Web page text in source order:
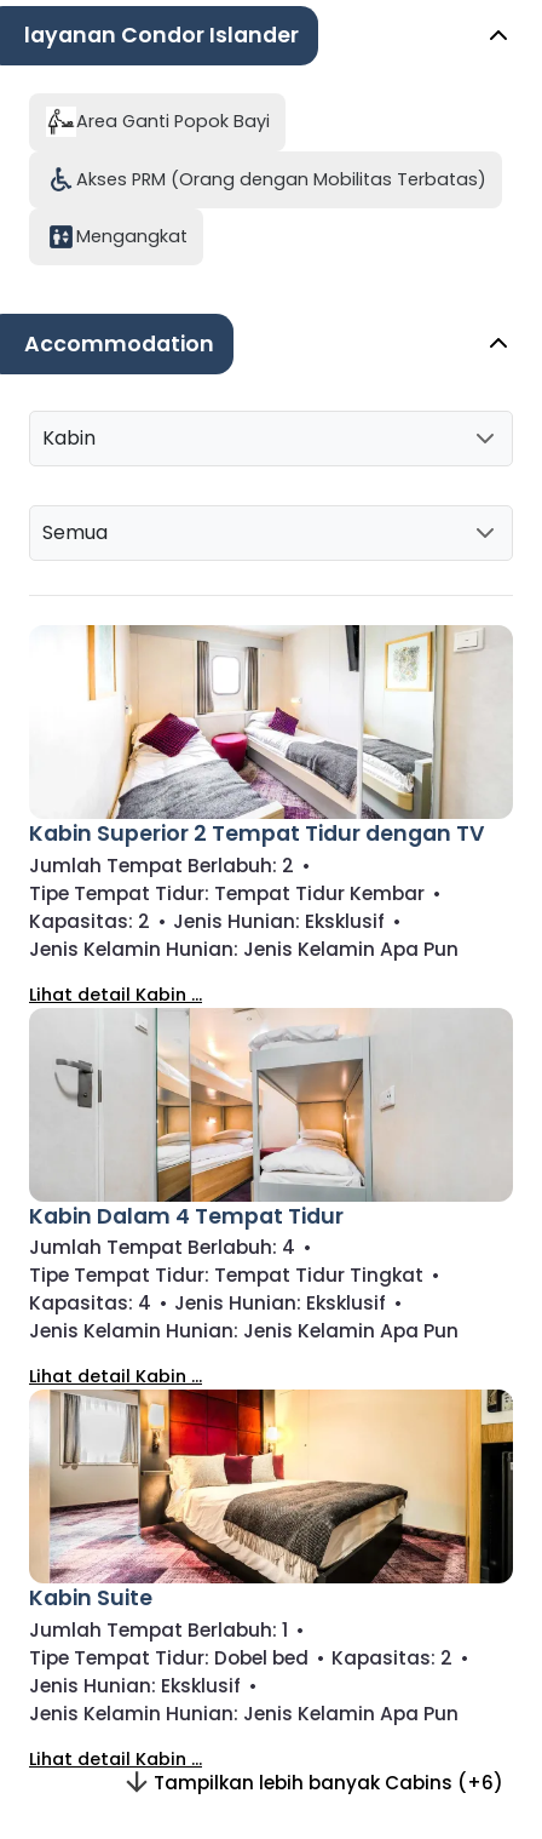
layanan Condor Islander
Area Ganti Popok Bayi
Akses PRM (Orang dengan Mobilitas Terbatas)
Mengangkat
Accommodation
Kabin
Semua
Kabin Superior 2 Tempat Tidur dengan TV
Jumlah Tempat Berlabuh: 2 •
Tipe Tempat Tidur: Tempat Tidur Kembar •
Kapasitas: 2 • Jenis Hunian: Eksklusif •
Jenis Kelamin Hunian: Jenis Kelamin Apa Pun
Lihat detail Kabin ...
Kabin Dalam 4 Tempat Tidur
Jumlah Tempat Berlabuh: 4 •
Tipe Tempat Tidur: Tempat Tidur Tingkat •
Kapasitas: 4 • Jenis Hunian: Eksklusif •
Jenis Kelamin Hunian: Jenis Kelamin Apa Pun
Lihat detail Kabin ...
Kabin Suite
Jumlah Tempat Berlabuh: 1 •
Tipe Tempat Tidur: Dobel bed • Kapasitas: 2 •
Jenis Hunian: Eksklusif •
Jenis Kelamin Hunian: Jenis Kelamin Apa Pun
Lihat detail Kabin ...
Tampilkan lebih banyak Cabins (+6)